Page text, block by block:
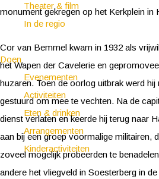
Theater & film
In de regio
Doen
Evenementen
Activiteiten
Eten & drinken
Arrangementen
Kinderactiviteiten
monument gekregen op het Kerkplein in
Cor van Bemmel kwam in 1932 als
het Wapen der Cavelerie en
huzaren. Toen de oorlog uitbrak werd hij
gestuurd om mee te vechten. Na de
dienst verlaten en keerde hij terug naar
aan bij een groep voormalige militairen,
zoveel mogelijk probeerden te
andere het vliegveld in Soesterberg in